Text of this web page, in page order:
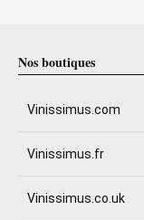
Nos boutiques
Vinissimus.com
Vinissimus.fr
Vinissimus.co.uk